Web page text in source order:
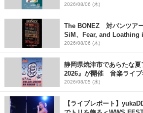
支援プロジェクトの始動も
2026/08/06 (木)
The BONEZ 対バンツアー
SiM、Fear, and Loathing
アーティストを一斉解禁
2026/08/06 (木)
静岡県焼津市であらたな
2026』が開催 音楽ライブ
メ×ランタンナイトで彩る2
2026/08/05 (水)
【ライブレポート】